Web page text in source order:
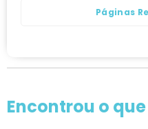
Páginas
Encontrou o